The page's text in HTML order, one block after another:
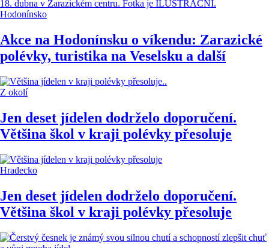
Hodonínsko
Akce na Hodonínsku o víkendu: Zarazické
polévky, turistika na Veselsku a další
Z okolí
Jen deset jídelen dodrželo doporučení.
Většina škol v kraji polévky přesoluje
Hradecko
Jen deset jídelen dodrželo doporučení.
Většina škol v kraji polévky přesoluje